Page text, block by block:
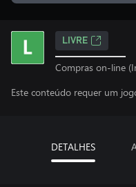
LIVRE
Compras on-line
Este conteúdo requer um
DETALHES